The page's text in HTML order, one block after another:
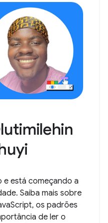
e está começando a
Saiba mais sobre
os padrões
de ler o